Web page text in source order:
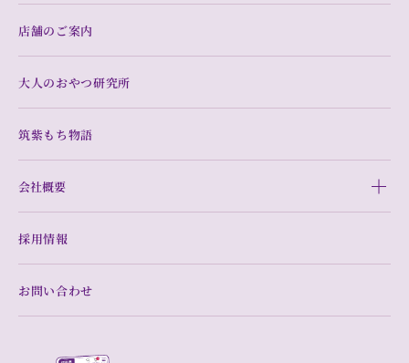
店舗のご案内
大人のおやつ研究所
筑紫もち物語
会社概要
採用情報
お問い合わせ